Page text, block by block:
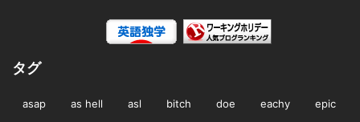
タグ
asap as hell asl bitch doe eachy epic